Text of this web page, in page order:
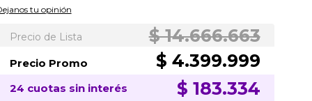
100
% of100
tu opinión
Precio de Lista $ 14.666.663
Precio Promo $ 4.399.999
24 cuotas sin interés $ 183.334